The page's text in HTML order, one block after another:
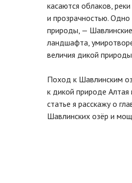
касаются облаков,
и прозрачностью.
природы, — Шавлинские
ландшафта,
величия дикой
Поход к Шавлинским
к дикой природе Алтая
статье я расскажу о
Шавлинских озёр и